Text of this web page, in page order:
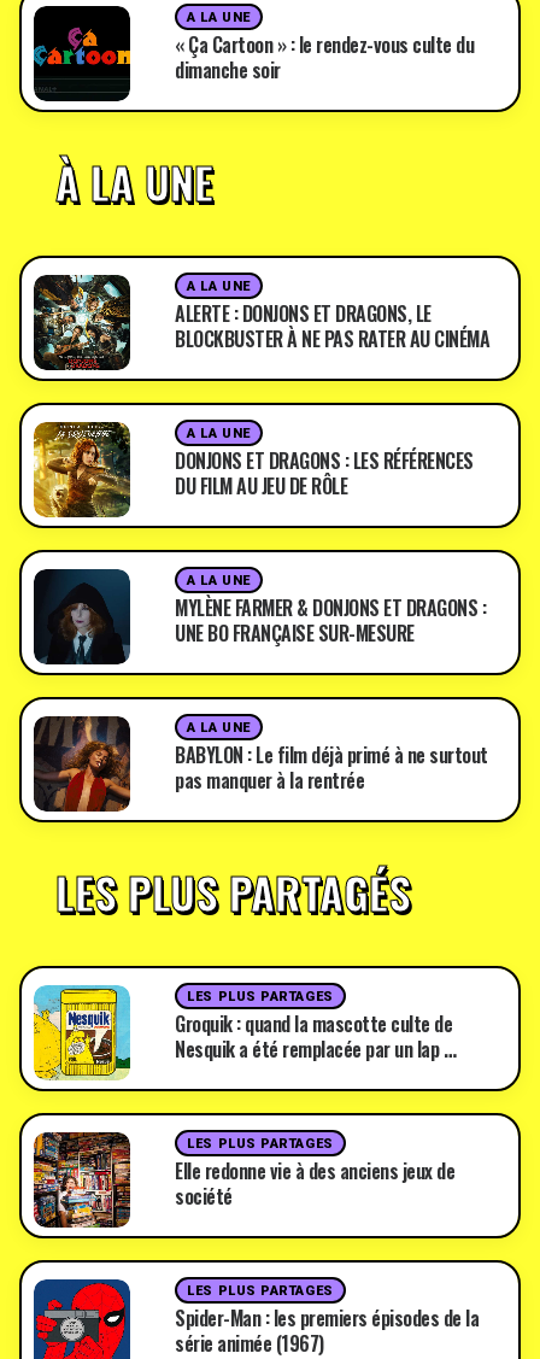
A LA UNE
« Ça Cartoon » : le rendez-vous culte du
dimanche soir
À LA UNE
A LA UNE
ALERTE : DONJONS ET DRAGONS, LE
BLOCKBUSTER À NE PAS RATER AU CINÉMA
A LA UNE
DONJONS ET DRAGONS : LES RÉFÉRENCES
DU FILM AU JEU DE RÔLE
A LA UNE
MYLÈNE FARMER & DONJONS ET DRAGONS :
UNE BO FRANÇAISE SUR-MESURE
A LA UNE
BABYLON : Le film déjà primé à ne surtout
pas manquer à la rentrée
LES PLUS PARTAGÉS
LES PLUS PARTAGES
Groquik : quand la mascotte culte de
Nesquik a été remplacée par un lap …
LES PLUS PARTAGES
Elle redonne vie à des anciens jeux de
société
LES PLUS PARTAGES
Spider-Man : les premiers épisodes de la
série animée (1967)